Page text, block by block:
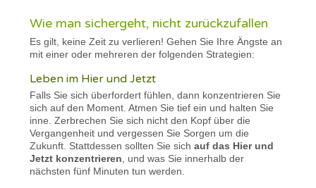
Wie man sichergeht, nicht zurückzufallen
Es gilt, keine Zeit zu verlieren! Gehen Sie Ihre Ängste an
mit einer oder mehreren der folgenden Strategien:
Leben im Hier und Jetzt
Falls Sie sich überfordert fühlen, dann konzentrieren Sie
sich auf den Moment. Atmen Sie tief ein und halten Sie
inne. Zerbrechen Sie sich nicht den Kopf über die
Vergangenheit und vergessen Sie Sorgen um die
Zukunft. Stattdessen sollten Sie sichauf das Hier und
Jetzt konzentrieren , und was Sie innerhalb der
nächsten fünf Minuten tun werden.